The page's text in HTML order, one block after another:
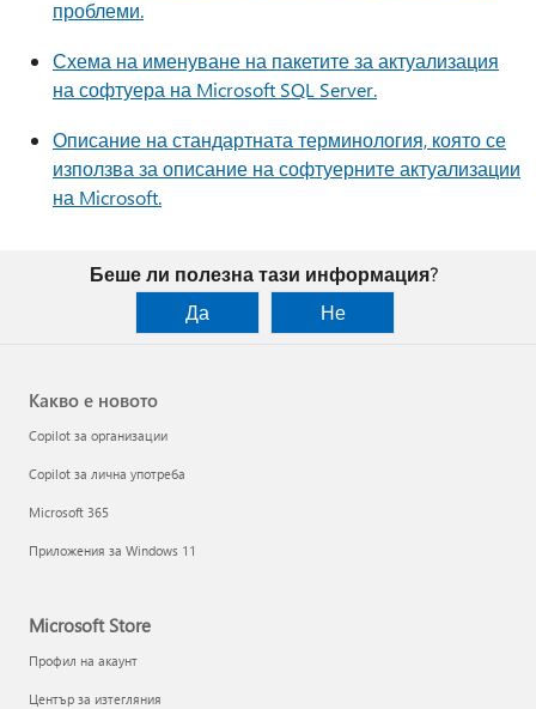
проблеми.
Схема на именуване на пакетите за актуализация
на софтуера на Microsoft SQL Server.
Описание на стандартната терминология, която се
използва за описание на софтуерните актуализации
на Microsoft.
Беше ли полезна тази информация?
Да
Не
Какво е новото
Copilot за организации
Copilot за лична употреба
Microsoft 365
Приложения за Windows 11
Microsoft Store
Профил на акаунт
Център за изтегляния